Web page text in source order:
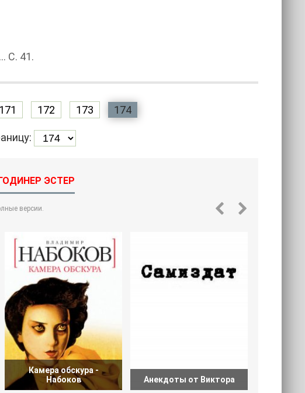
С. 41.
171 172 173 174
ЭСТЕР
версии.
Камера обскура -
Набоков
Анекдоты от Виктора